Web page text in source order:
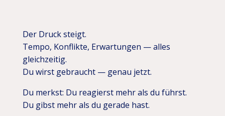
Der Druck steigt.
Tempo, Konflikte, Erwartungen — alles
gleichzeitig.
Du wirst gebraucht — genau jetzt.
Du merkst: Du reagierst mehr als du führst.
Du gibst mehr als du gerade hast.